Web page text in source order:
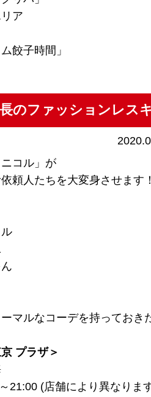
ア
餃子時間」
のファッションレス
コル」が
頼人たちを大変身させます
マルなコーデを持っておき
プラザ＞
21:00 (店舗により異なりま